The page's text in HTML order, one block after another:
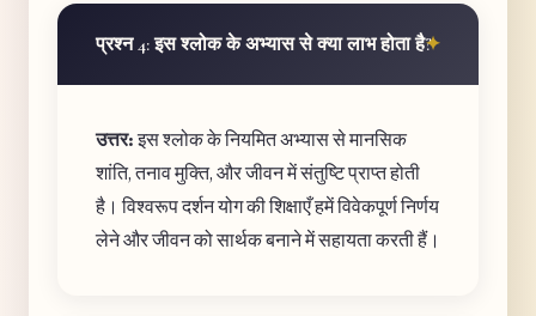
प्रश्न 4: इस श्लोक के अभ्यास से क्या लाभ होता है?
उत्तर:इस श्लोक के नियमित अभ्यास से मानसिक
शांति, तनाव मुक्ति, और जीवन में संतुष्टि प्राप्त होती
है। विश्वरूप दर्शन योग की शिक्षाएँ हमें विवेकपूर्ण निर्णय
लेने और जीवन को सार्थक बनाने में सहायता करती हैं।